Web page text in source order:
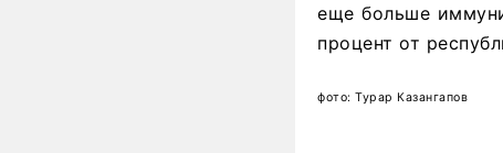
еще больше
процент от
фото: Турар Казангапов